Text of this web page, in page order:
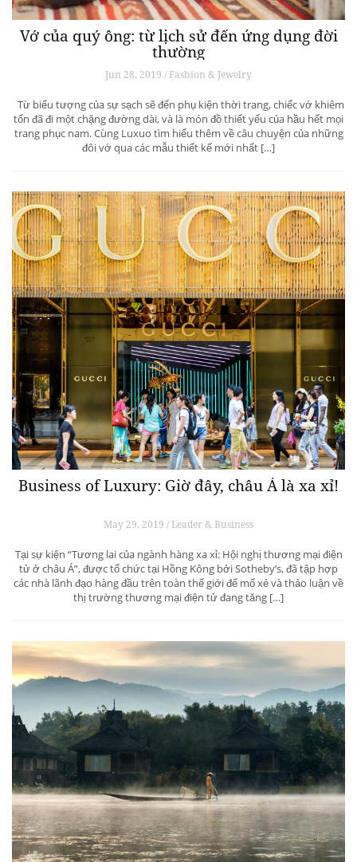
Vớ của quý ông: từ lịch sử đến ứng dụng đời
thường
Jun 28, 2019 / Fashion & Jewelry
Từ biểu tượng của sự sạch sẽ đến phụ kiện thời trang, chiếc vớ khiêm
tốn đã đi một chặng đường dài, và là món đồ thiết yếu của hầu hết mọi
trang phục nam. Cùng Luxuo tìm hiểu thêm về câu chuyện của những
đôi vớ qua các mẫu thiết kế mới nhất […]
Business of Luxury: Giờ đây, châu Á là xa xỉ!
May 29, 2019 / Leader & Business
Tại sự kiện “Tương lai của ngành hàng xa xỉ: Hội nghị thương mại điện
tử ở châu Á”, được tổ chức tại Hồng Kông bởi Sotheby’s, đã tập hợp
các nhà lãnh đạo hàng đầu trên toàn thế giới để mổ xẻ và thảo luận về
thị trường thương mại điện tử đang tăng […]